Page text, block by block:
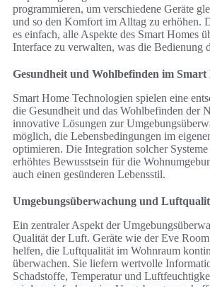
programmieren, um verschiedene Geräte
und so den Komfort im Alltag zu erhöhen.
es einfach, alle Aspekte des Smart Homes
Interface zu verwalten, was die Bedienung
Gesundheit und Wohlbefinden im Smart
Smart Home Technologien spielen eine
die Gesundheit und das Wohlbefinden der
innovative Lösungen zur
möglich, die Lebensbedingungen im
optimieren. Die Integration solcher
erhöhtes Bewusstsein für die
auch einen gesünderen Lebensstil.
Umgebungsüberwachung und
Ein zentraler Aspekt der
Qualität der Luft. Geräte wie der Eve
helfen, die Luftqualität im Wohnraum
überwachen. Sie liefern wertvolle
Schadstoffe, Temperatur und